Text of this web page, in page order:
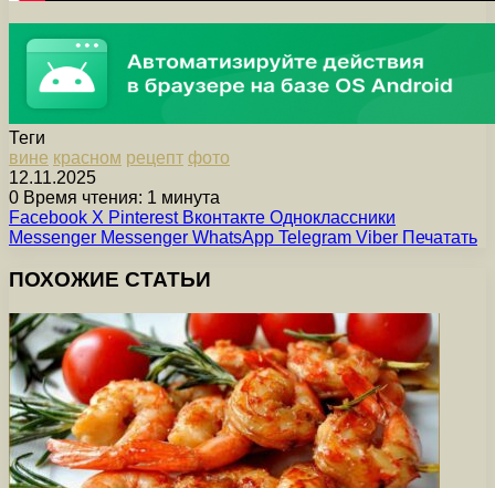
Теги
вине красном рецепт фото
12.11.2025
0 Время чтения: 1 минута
Facebook X Pinterest Вконтакте Одноклассники
Messenger Messenger WhatsApp Telegram Viber Печатать
ПОХОЖИЕ СТАТЬИ